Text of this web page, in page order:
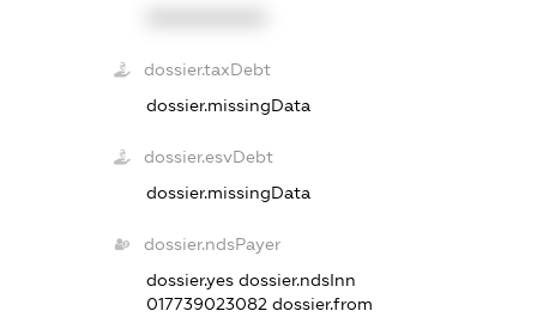
dossier.taxDebt
dossier.missingData
dossier.esvDebt
dossier.missingData
dossier.ndsPayer
dossier.yesdossier.ndsInn
017739023082dossier.from